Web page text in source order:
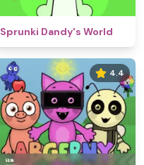
Sprunki Dandy's World
4.4